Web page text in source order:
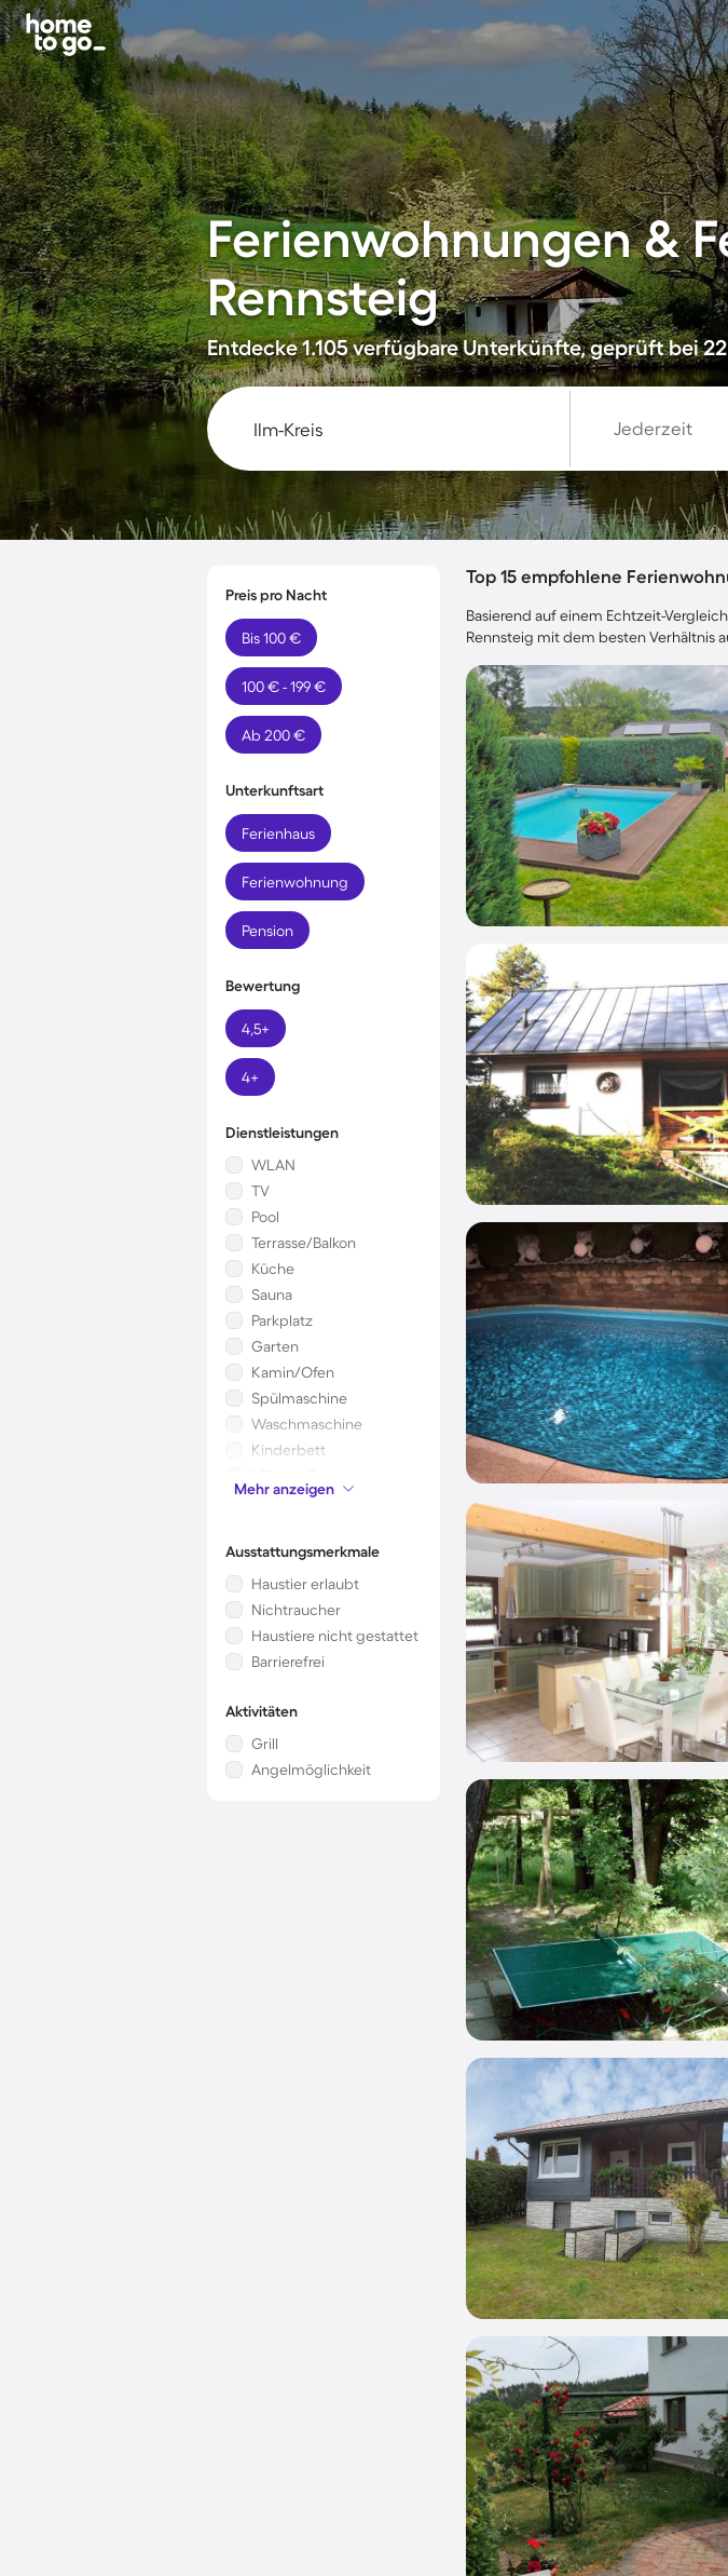
Ferienwohnungen &
Rennsteig
Entdecke 1.105 verfügbare Unterkünfte, geprüft bei
Jederzeit
Preis pro Nacht
Bis 100 €
100 € - 199 €
Ab 200 €
Unterkunftsart
Ferienhaus
Ferienwohnung
Pension
Bewertung
4,5+
4+
Dienstleistungen
WLAN
TV
Pool
Terrasse/Balkon
Küche
Sauna
Parkplatz
Garten
Kamin/Ofen
Spülmaschine
Waschmaschine
Kinderbett
Mikrowelle
Klimaanlage
Mehr anzeigen
Ausstattungsmerkmale
Haustier erlaubt
Nichtraucher
Haustiere nicht gestattet
Barrierefrei
Aktivitäten
Grill
Angelmöglichkeit
Top 15 empfohlene
Basierend auf einem Echtzeit-
Rennsteig mit dem besten Verhältnis